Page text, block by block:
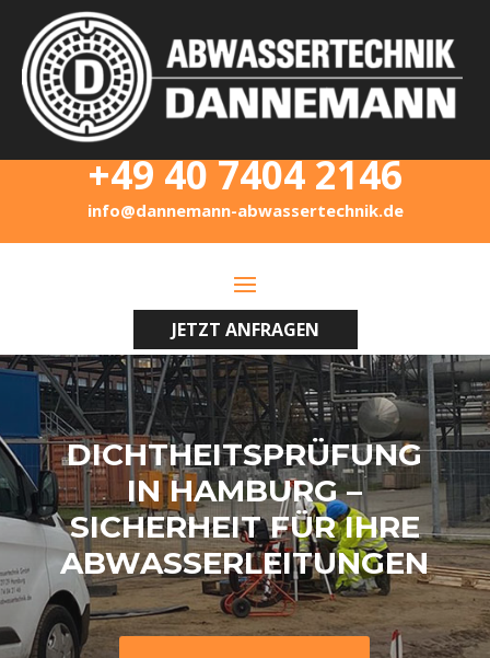
+49 40 7404 2146
info@dannemann-abwassertechnik.de
JETZT ANFRAGEN
DICHTHEITSPRÜFUNG
IN HAMBURG –
SICHERHEIT FÜR IHRE
ABWASSERLEITUNGEN